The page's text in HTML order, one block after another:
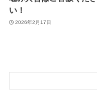
い！
2026年2月17日